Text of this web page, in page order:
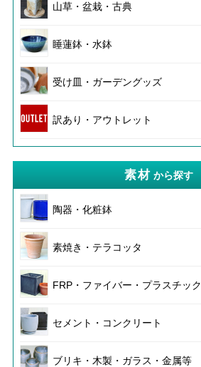
山草・盆栽・古典
睡蓮鉢・水鉢
受け皿・ガーデングッズ
訳あり・アウトレット
素材 から探す
陶器・化粧鉢
素焼き・テラコッタ
FRP・ファイバー・プラスチック
セメント・コンクリート
ブリキ・木製・ガラス・金属等